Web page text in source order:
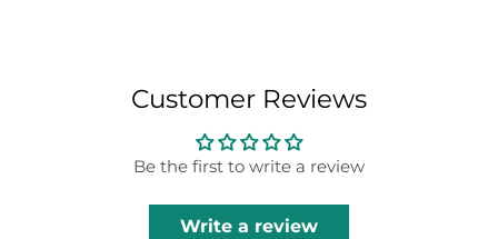
Customer Reviews
Be the first to write a review
Write a review